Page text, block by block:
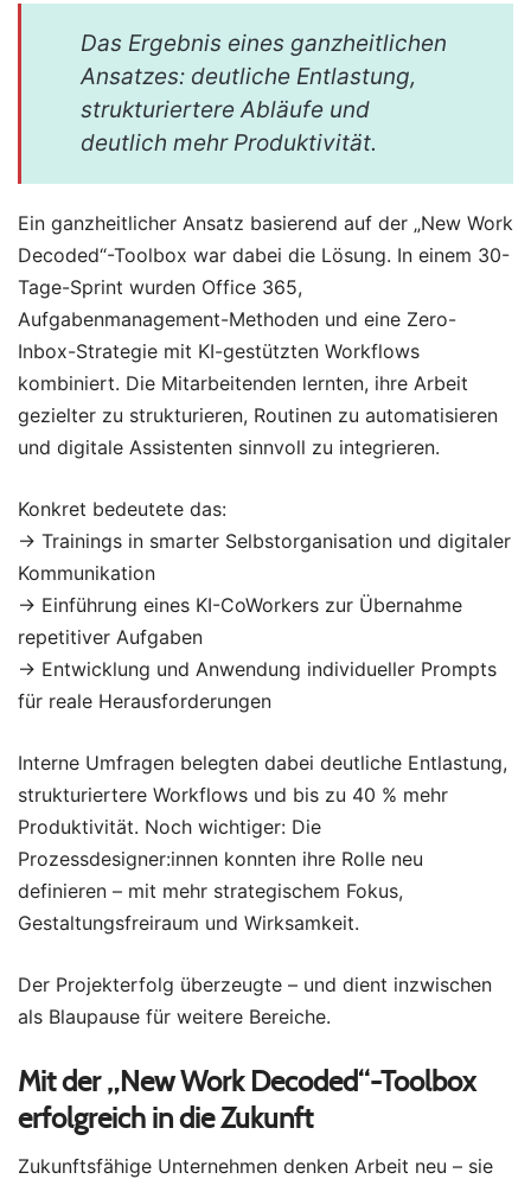
Das Ergebnis eines ganzheitlichen
Ansatzes: deutliche Entlastung,
strukturiertere Abläufe und
deutlich mehr Produktivität.
Ein ganzheitlicher Ansatz basierend auf der „New Work
Decoded“-Toolbox war dabei die Lösung. In einem 30-
Tage-Sprint wurden Office 365,
Aufgabenmanagement-Methoden und eine Zero-
Inbox-Strategie mit KI-gestützten Workflows
kombiniert. Die Mitarbeitenden lernten, ihre Arbeit
gezielter zu strukturieren, Routinen zu automatisieren
und digitale Assistenten sinnvoll zu integrieren.
Konkret bedeutete das:
→ Trainings in smarter Selbstorganisation und digitaler
Kommunikation
→ Einführung eines KI-CoWorkers zur Übernahme
repetitiver Aufgaben
→ Entwicklung und Anwendung individueller Prompts
für reale Herausforderungen
Interne Umfragen belegten dabei deutliche Entlastung,
strukturiertere Workflows und bis zu 40 % mehr
Produktivität. Noch wichtiger: Die
Prozessdesigner:innen konnten ihre Rolle neu
definieren – mit mehr strategischem Fokus,
Gestaltungsfreiraum und Wirksamkeit.
Der Projekterfolg überzeugte – und dient inzwischen
als Blaupause für weitere Bereiche.
Mit der „New Work Decoded“-Toolbox
erfolgreich in die Zukunft
Zukunftsfähige Unternehmen denken Arbeit neu – sie